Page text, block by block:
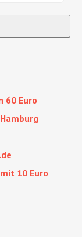
60 Euro
10 Euro